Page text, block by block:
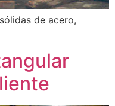
de acero,